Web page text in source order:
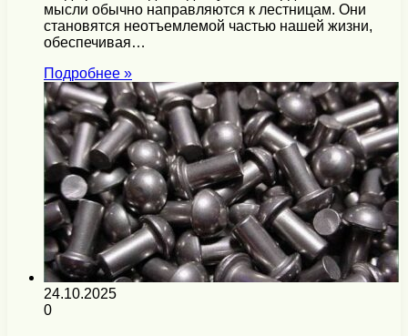
мысли обычно направляются к лестницам. Они
становятся неотъемлемой частью нашей жизни,
обеспечивая…
Подробнее »
24.10.2025
0